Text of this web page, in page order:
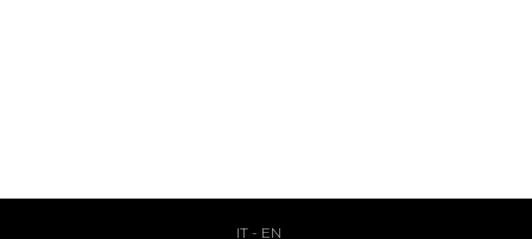
IT - EN